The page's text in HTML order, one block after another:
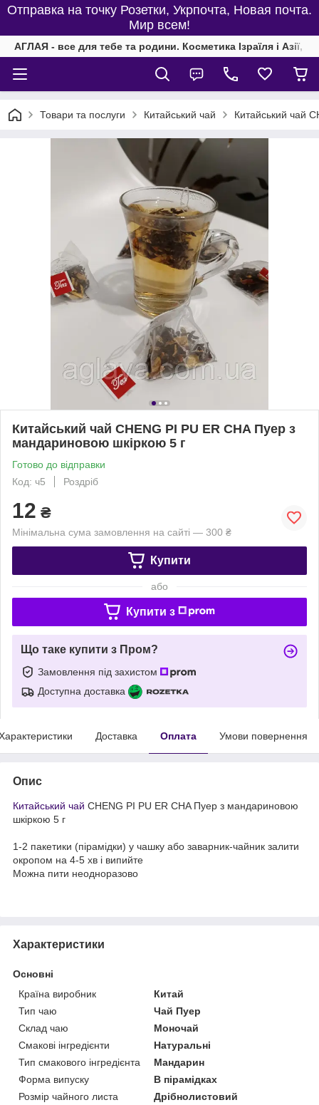
Отправка на точку Розетки, Укрпочта, Новая почта.
Мир всем!
АГЛАЯ - все для тебе та родини. Косметика Ізраїля і Азії,
Товари та послуги Китайський чай Китайський чай
Китайський чай CHENG PI PU ER CHA Пуер з
мандариновою шкіркою 5 г
Готово до відправки
Код: ч5
Роздріб
12 ₴
Мінімальна сума замовлення на сайті — 300 ₴
Купити
або
Купити з
Що таке купити з Пром?
Замовлення під захистом
Доступна доставка
Доставка Оплата Умови повернення
Опис
Китайський чай CHENG PI PU ER CHA Пуер з мандариновою
шкіркою 5 г
1-2 пакетики (пірамідки) у чашку або заварник-чайник залити
окропом на 4-5 хв і випийте
Можна пити неодноразово
Характеристики
Основні
Країна виробник
Китай
Тип чаю
Чай Пуер
Склад чаю
Моночай
Смакові інгредієнти
Натуральні
Тип смакового інгредієнта
Мандарин
Форма випуску
В пірамідках
Розмір чайного листа
Дрібнолистовий